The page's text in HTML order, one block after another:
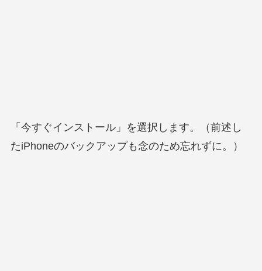
「今すぐインストール」を選択します。（前述し
たiPhoneのバックアップも念のため忘れずに。）